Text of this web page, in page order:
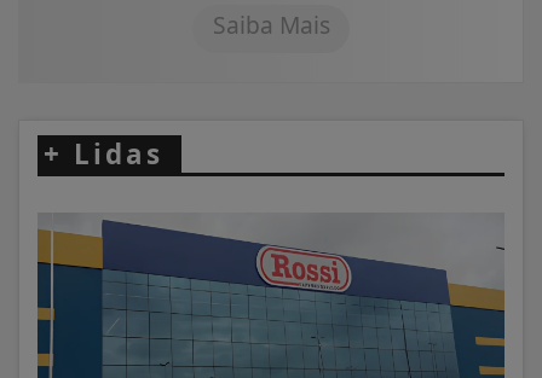
Saiba Mais
+ Lidas